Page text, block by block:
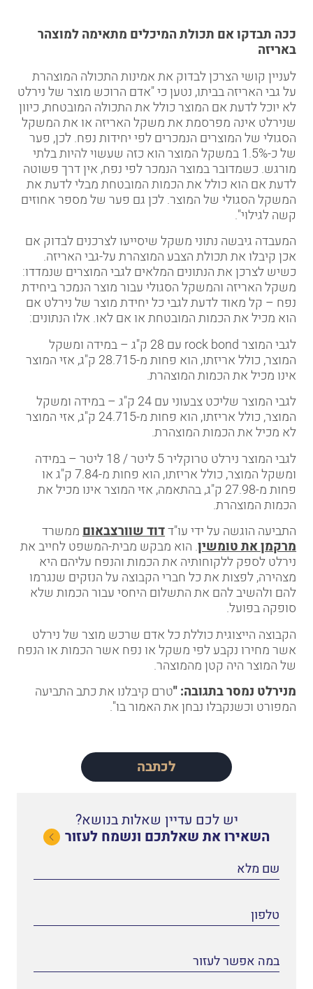
ככה תבדקו אם תכולת המיכלים מתאימה למוצהר
באריזה
לעניין קושי הצרכן לבדוק את אמינות התכולה המוצהרת
על גבי האריזה בביתו, נטען כי "אדם הרוכש מוצר של נירלט
לא יוכל לדעת אם המוצר כולל את התכולה המובטחת, כיוון
שנירלט אינה מפרסמת את משקל האריזה או את המשקל
הסגולי של המוצרים הנמכרים לפי יחידות נפח. לכן, פער
של כ-1.5% במשקל המוצר הוא כזה שעשוי להיות בלתי
מורגש. כשמדובר במוצר הנמכר לפי נפח, אין דרך פשוטה
לדעת אם הוא כולל את הכמות המובטחת מבלי לדעת את
המשקל הסגולי של המוצר. לכן גם פער של מספר אחוזים
קשה לגילוי".
המעבדה גיבשה נתוני משקל שיסייעו לצרכנים לבדוק אם
אכן קיבלו את תכולת הצבע המוצהרת על-גבי האריזה.
כשיש לצרכן את הנתונים המלאים לגבי המוצרים שנמדדו:
משקל האריזה והמשקל הסגולי עבור מוצר הנמכר ביחידת
נפח – קל מאוד לדעת לגבי כל יחידת מוצר של נירלט אם
הוא מכיל את הכמות המובטחת או אם לאו. אלו הנתונים:
לגבי המוצרrock bond
עם 28 ק"ג – במידה ומשקל
המוצר, כולל אריזתו, הוא פחות מ-28.715 ק"ג, אזי המוצר
אינו מכיל את הכמות המוצהרת.
לגבי המוצר שליכט צבעוני עם 24 ק"ג – במידה ומשקל
המוצר, כולל אריזתו, הוא פחות מ-24.715 ק"ג, אזי המוצר
לא מכיל את הכמות המוצהרת.
לגבי המוצר נירלט טרוקליר 5 ליטר / 18 ליטר – במידה
ומשקל המוצר, כולל אריזתו, הוא פחות מ-7.84 ק"ג או
פחות מ-27.98 ק"ג, בהתאמה, אזי המוצר אינו מכיל את
הכמות המוצהרת.
התביעה הוגשה על ידי עו"דדוד שוורצבאוםממשרד
מרקמן את טומשין. הוא מבקש מבית-המשפט לחייב את
נירלט לספק ללקוחותיה את הכמות והנפח עליהם היא
מצהירה, לפצות את כל חברי הקבוצה על הנזקים שנגרמו
להם ולהשיב להם את התשלום היחסי עבור הכמות שלא
סופקה בפועל.
הקבוצה הייצוגית כוללת כל אדם שרכש מוצר של נירלט
אשר מחירו נקבע לפי משקל או נפח אשר הכמות או הנפח
של המוצר היה קטן מהמוצהר.
מנירלט נמסר בתגובה: "טרם קיבלנו את כתב התביעה
המפורט וכשנקבלו נבחן את האמור בו".
לכתבה
יש לכם עדיין שאלות בנושא?
השאירו את שאלתכם ונשמח לעזור